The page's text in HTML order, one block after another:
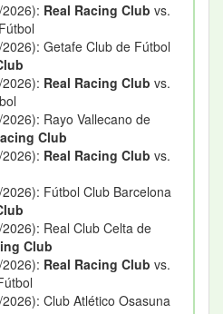
Real Racing Club vs.
Getafe Club de Fútbol
Real Racing Club vs.
Rayo Vallecano de
Club
Real Racing Club vs.
Fútbol Club Barcelona
Real Club Celta de
Club
Real Racing Club vs.
Club Atlético Osasuna